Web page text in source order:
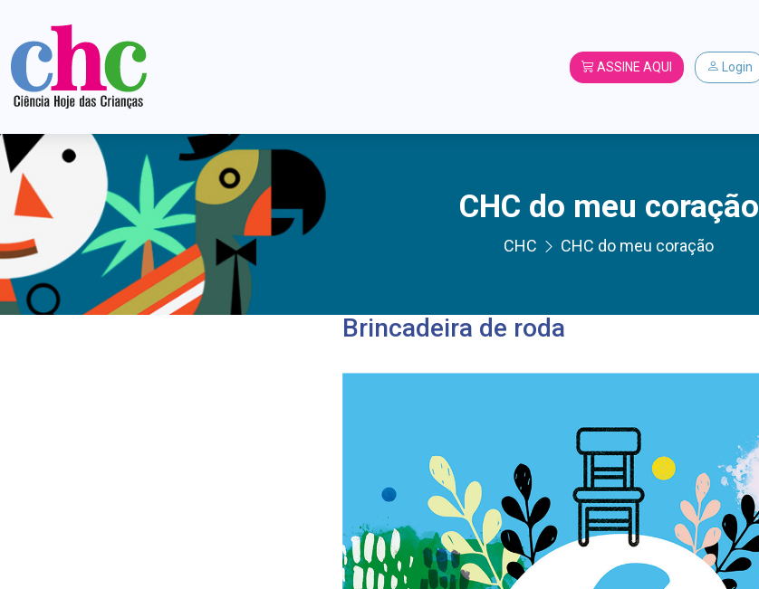
ASSINE AQUI Login
CHC do meu coração
CHC CHC do meu coração
Brincadeira de roda